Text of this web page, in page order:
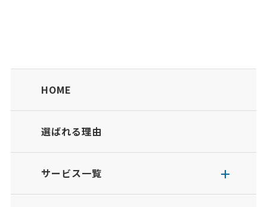
HOME
選ばれる理由
サービス一覧